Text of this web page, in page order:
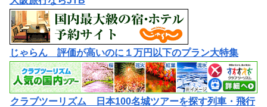
じゃらん 評価が高いのに１万円以下のプラン大特集
クラブツーリズム 日本100名城ツアーを探す列車・飛行